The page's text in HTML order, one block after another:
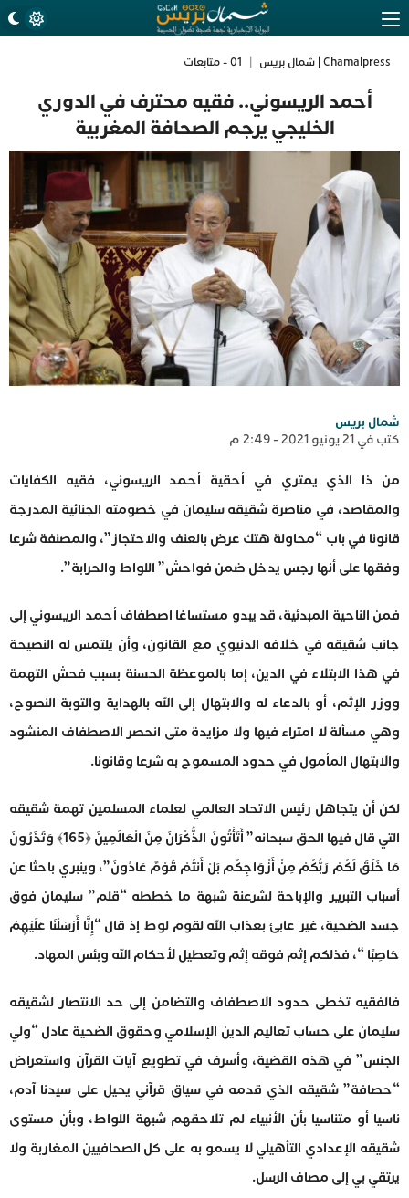
Chamalpress | شمال بريس 01 - متابعات
أحمد الريسوني.. فقيه محترف في الدوري
الخليجي يرجم الصحافة المغربية
شمال بريس
كتب في 21 يونيو 2021 - 2:49 م
من ذا الذي يمتري في أحقية أحمد الريسوني، فقيه الكفايات
والمقاصد، في مناصرة شقيقه سليمان في خصومته الجنائية المدرجة
قانونا في باب “محاولة هتك عرض بالعنف والاحتجاز”، والمصنفة شرعا
وفقها على أنها رجس يدخل ضمن فواحش” اللواط والحرابة”.
فمن الناحية المبدئية، قد يبدو مستساغا اصطفاف أحمد الريسوني إلى
جانب شقيقه في خلافه الدنيوي مع القانون، وأن يلتمس له النصيحة
في هذا الابتلاء في الدين، إما بالموعظة الحسنة بسبب فحش التهمة
ووزر الإثم، أو بالدعاء له والابتهال إلى الله بالهداية والتوبة النصوح،
وهي مسألة لا امتراء فيها ولا مزايدة متى انحصر الاصطفاف المنشود
والابتهال المأمول في حدود المسموح به شرعا وقانونا.
لكن أن يتجاهل رئيس الاتحاد العالمي لعلماء المسلمين تهمة شقيقه
التي قال فيها الحق سبحانه” أَتَأْتُونَ الذُّكْرَانَ مِنَ الْعَالَمِينَ ﴿165﴾ وَتَذَرُونَ
مَا خَلَقَ لَكُمْ رَبُّكُمْ مِنْ أَزْوَاجِكُم بَلْ أَنتُمْ قَوْمٌ عَادُونَ”، وينبري باحثا عن
أسباب التبرير والإباحة لشرعنة شبهة ما خططه “قلم” سليمان فوق
جسد الضحية، غير عابئ بعذاب الله لقوم لوط إذ قال “إِنَّا أَرْسَلْنَا عَلَيْهِمْ
حَاصِبًا “، فذلكم إثم فوقه إثم وتعطيل لأحكام الله وبئس المهاد.
فالفقيه تخطى حدود الاصطفاف والتضامن إلى حد الانتصار لشقيقه
سليمان على حساب تعاليم الدين الإسلامي وحقوق الضحية عادل “ولي
الجنس” في هذه القضية، وأسرف في تطويع آيات القرآن واستعراض
“حصافة” شقيقه الذي قدمه في سياق قرآني يحيل على سيدنا آدم،
ناسيا أو متناسيا بأن الأنبياء لم تلاحقهم شبهة اللواط، وبأن مستوى
شقيقه الإعدادي التأهيلي لا يسمو به على كل الصحافيين المغاربة ولا
يرتقي بي إلى مصاف الرسل.